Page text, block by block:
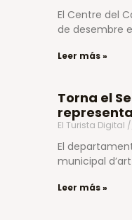
El Centre del
de desembre
Leer más »
Torna el
El Turista Digital
El
municipal
Leer más »